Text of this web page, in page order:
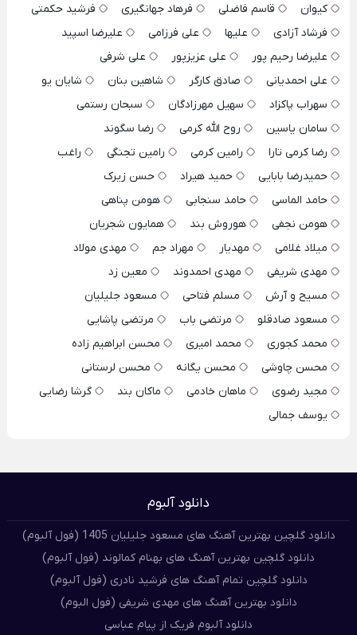
کیوان
قاسم فاضلی فرهاد جهانگیری
فرشید حکمتی
فرشاد آزادی
علیها علی فرزامی
علیرضا اسپید
علیرضا رحیم پور
علی عزیزپور
علی شرفی
علی احمدیانی
صادق کارگر شاهین بنان
شایان یو
سهراب پاکزاد
سهیل مهرزادگان
سبحان رستمی
سامان یاسین
روح الله کرمی
رضا سگوند
رضا کرمی تارا
رامین کرمی رامین تجنگی
راغب
حمیدرضا بابایی
حمید هیراد
حسن زیرک
حامد الماسی
حامد سنجابی
هومن پناهی
هومن نجفی
هوروش بند
همایون شجریان
میلاد غلامی
مهدیار مهراد جم
مهدی مولاد
مهدی شریفی
مهدی احمدوند
معین زد
مسیح و آرش
مسلم فتاحی
مسعود جلیلیان
مسعود صادقلو
مرتضی باب
مرتضی پاشایی
محمد کجوری
محمد امیری
محسن ابراهیم زاده
محسن چاوشی
محسن یگانه
محسن لرستانی
مجید رضوی
ماهان خادمی ماکان بند
گرشا رضایی
یوسف جمالی
دانلود آلبوم
دانلود گلچین بهترین آهنگ های مسعود جلیلیان 1405 (فول آلبوم)
دانلود گلچین بهترین آهنگ های بهنام کمالوند (فول آلبوم)
دانلود گلچین تمام آهنگ های فرشید نادری (فول آلبوم)
دانلود بهترین آهنگ های مهدی شریفی (فول البوم)
دانلود آلبوم فریک از پیام عباسی